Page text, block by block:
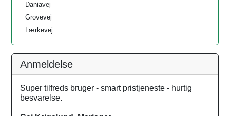
Daniavej
Grovevej
Lærkevej
Anmeldelse
Super tilfreds bruger - smart pristjeneste - hurtig
besvarelse.